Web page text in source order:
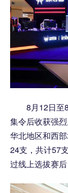
8月12日至
集令后收获强
华北地区和西
24支，共计57
过线上选拔赛